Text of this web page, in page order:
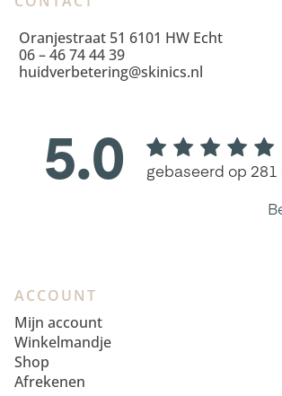
Oranjestraat 51 6101 HW Echt
06 – 46 74 44 39
huidverbetering@skinics.nl
ACCOUNT
Mijn account
Winkelmandje
Shop
Afrekenen